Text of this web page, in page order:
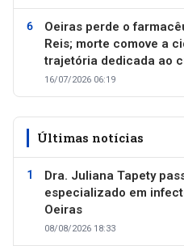
Oeiras perde o
Reis; morte comove a
trajetória dedicada ao
16/07/2026 06:19
Últimas notícias
Dra. Juliana Tapety
especializado em
Oeiras
08/08/2026 18:33